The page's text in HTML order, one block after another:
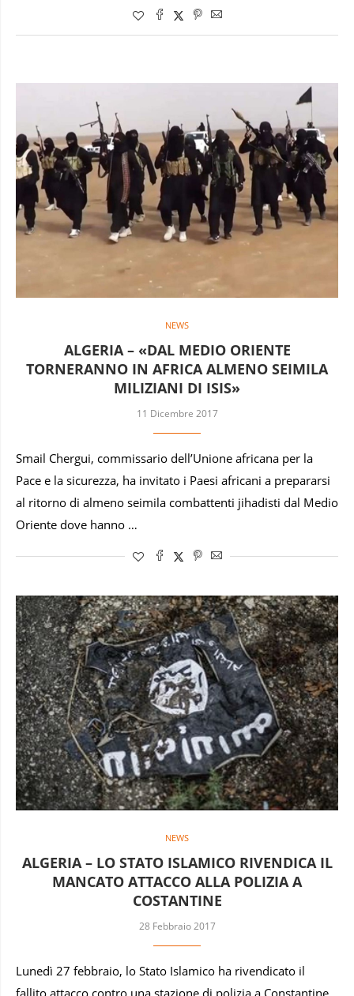
NEWS
ALGERIA – «DAL MEDIO ORIENTE
TORNERANNO IN AFRICA ALMENO SEIMILA
MILIZIANI DI ISIS»
11 Dicembre 2017
Smail Chergui, commissario dell’Unione africana per la
Pace e la sicurezza, ha invitato i Paesi africani a prepararsi
al ritorno di almeno seimila combattenti jihadisti dal Medio
Oriente dove hanno …
NEWS
ALGERIA – LO STATO ISLAMICO RIVENDICA IL
MANCATO ATTACCO ALLA POLIZIA A
COSTANTINE
28 Febbraio 2017
Lunedì 27 febbraio, lo Stato Islamico ha rivendicato il